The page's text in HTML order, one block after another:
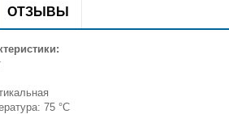
ОТЗЫВЫ
75 °С